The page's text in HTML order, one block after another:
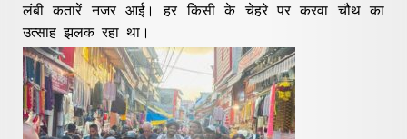
लंबी कतारें नजर आईं। हर किसी के चेहरे पर करवा चौथ का
उत्साह झलक रहा था।